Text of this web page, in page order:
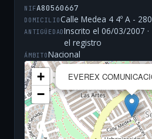
NIFA80560667
DOMICILIOCalle Medea 4 4º A -
ANTIGÜEDADInscrito el 06/03/2007 ·
el registro
ÁMBITONacional
EVEREX
+
−